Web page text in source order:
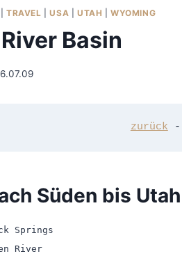
TRAVEL |USA UTAH |WYOMING
Basin
zurück -
Süden bis Utah
Springs
River